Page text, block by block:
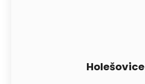
Holešovice